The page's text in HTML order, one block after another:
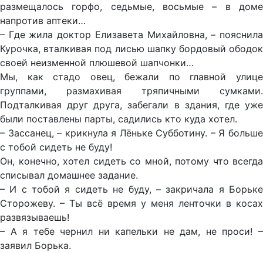
размещалось горфо, седьмые, восьмые – в доме
напротив аптеки…
– Где жила доктор Елизавета Михайловна, – пояснила
Курочка, вталкивая под лисью шапку бордовый ободок
своей неизменной плюшевой шапчонки…
Мы, как стадо овец, бежали по главной улице
группами, размахивая тряпичными сумками.
Подталкивая друг друга, забегали в здания, где уже
были поставлены парты, садились кто куда хотел.
– Зассанец, – крикнула я Лёньке Субботину. – Я больше
с тобой сидеть не буду!
Он, конечно, хотел сидеть со мной, потому что всегда
списывал домашнее задание.
– И с тобой я сидеть не буду, – закричала я Борьке
Сторожеву. – Ты всё время у меня ленточки в косах
развязываешь!
– А я тебе чернил ни капельки не дам, не проси! –
заявил Борька.